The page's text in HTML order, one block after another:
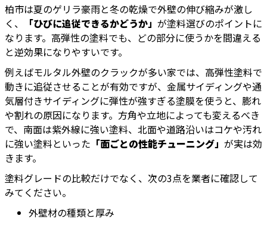
柏市は夏のゲリラ豪雨と冬の乾燥で外壁の伸び縮みが激し
く、
「ひびに追従できるかどうか」 が塗料選びのポイントに
なります。高弾性の塗料でも、どの部分に使うかを間違える
と逆効果になりやすいです。
例えばモルタル外壁のクラックが多い家では、高弾性塗料で
動きに追従させることが有効ですが、金属サイディングや通
気層付きサイディングに弾性が強すぎる塗膜を使うと、膨れ
や割れの原因になります。方角や立地によっても変えるべき
で、南面は紫外線に強い塗料、北面や道路沿いはコケや汚れ
に強い塗料といった 「面ごとの性能チューニング」 が実は効
きます。
塗料グレードの比較だけでなく、次の3点を業者に確認して
みてください。
外壁材の種類と厚み